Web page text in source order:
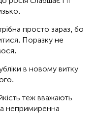
просто зараз, бо
Поразку не
в новому витку
теж вважають
непримиренна